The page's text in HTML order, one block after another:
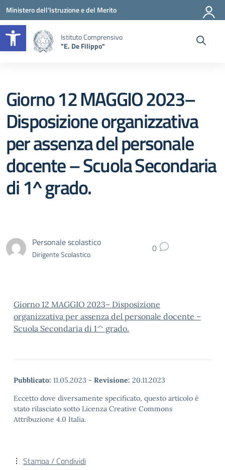
Apri la barra degli strumenti
Vai ai contenuti
Vai al menu di navigazione
Vai al footer
Ministero dell'Istruzione e del Merito
Istituto Comprensivo
"E. De Filippo"
Giorno 12 MAGGIO 2023–
Disposizione organizzativa
per assenza del personale
docente – Scuola Secondaria
di 1^ grado.
Personale scolastico
Dirigente Scolastico 0
Giorno 12 MAGGIO 2023– Disposizione
organizzativa per assenza del personale docente –
Scuola Secondaria di 1^ grado.
Pubblicato: 11.05.2023 - Revisione: 20.11.2023
Eccetto dove diversamente specificato, questo articolo è
stato rilasciato sotto Licenza Creative Commons
Attribuzione 4.0 Italia.
Stampa / Condividi